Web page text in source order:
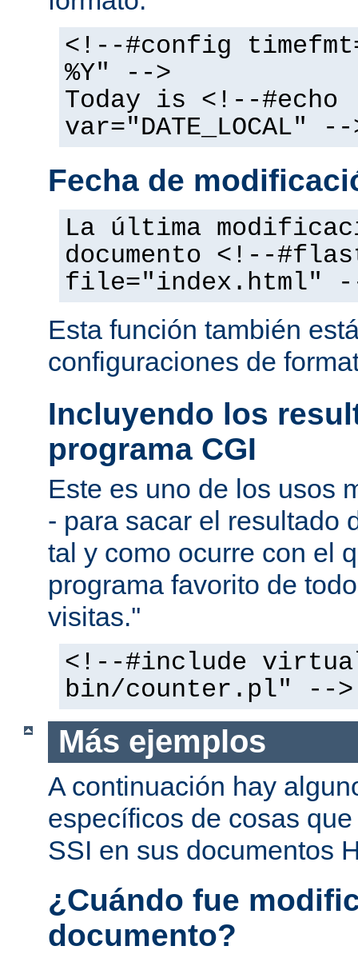
<!--#config
%Y" -->
Today is <!--#echo
var="DATE_LOCAL" --
Fecha de
La última
documento <!--
file="index.html"
Esta función también
configuraciones de
Incluyendo los
programa CGI
Este es uno de los usos
- para sacar el resultado
tal y como ocurre con el
programa favorito de
visitas.''
<!--#include
bin/counter.pl" -->
Más ejemplos
A continuación hay
específicos de cosas
SSI en sus documentos
¿Cuándo fue
documento?